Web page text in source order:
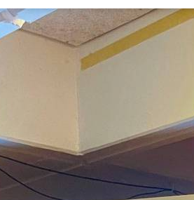
FREMDSPRACHEN
LERNENS
FACHOBERSCHULE KLASSE 11